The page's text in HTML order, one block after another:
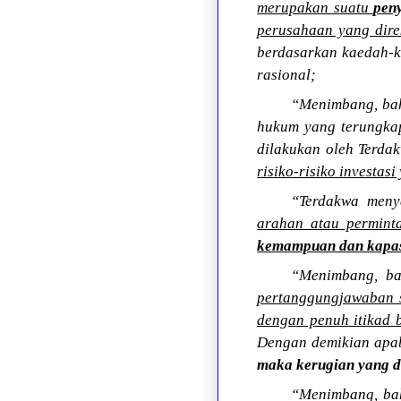
merupakan suatu
perusahaan yang
berdasarkan kaedah-
rasional;
“Menimbang,
hukum yang
dilakukan oleh
risiko-risiko investasi
“Terdakwa
arahan atau
kemampuan dan
“Menimbang,
pertanggungjawaban
dengan penuh itikad
Dengan demikian
maka kerugian yang
“Menimbang,